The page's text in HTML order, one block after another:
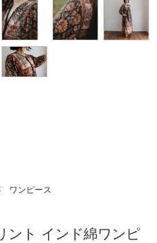
ワンピース
ント インド綿ワンピ